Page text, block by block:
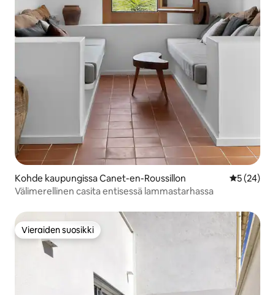
Kohde kaupungissa Canet-en-Roussillon
5 (24)
Välimerellinen casita entisessä lammastarhassa
Vieraiden suosikki
Vieraiden suosikki